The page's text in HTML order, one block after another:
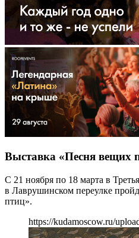
Выставка «Песня вещих
С 21 ноября по 18 марта в
в Лаврушинском переулке
птиц».
https://kudamoscow.ru/